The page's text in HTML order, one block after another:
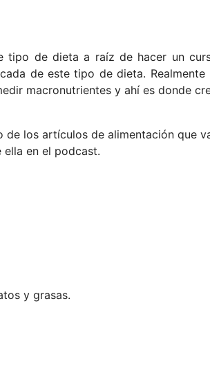
tipo de dieta a raíz de hacer un
de este tipo de dieta. Realmente
macronutrientes y ahí es donde
de los artículos de alimentación que
en el podcast.
y grasas.